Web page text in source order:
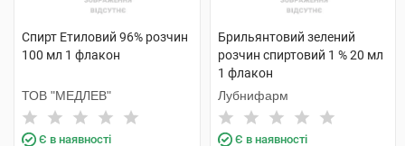
Спирт Етиловий 96% розчин
100 мл 1 флакон
ТОВ "МЕДЛЕВ"
Є в наявності
Брильянтовий зелений
розчин спиртовий 1 % 20 мл
1 флакон
Лубнифарм
Є в наявності